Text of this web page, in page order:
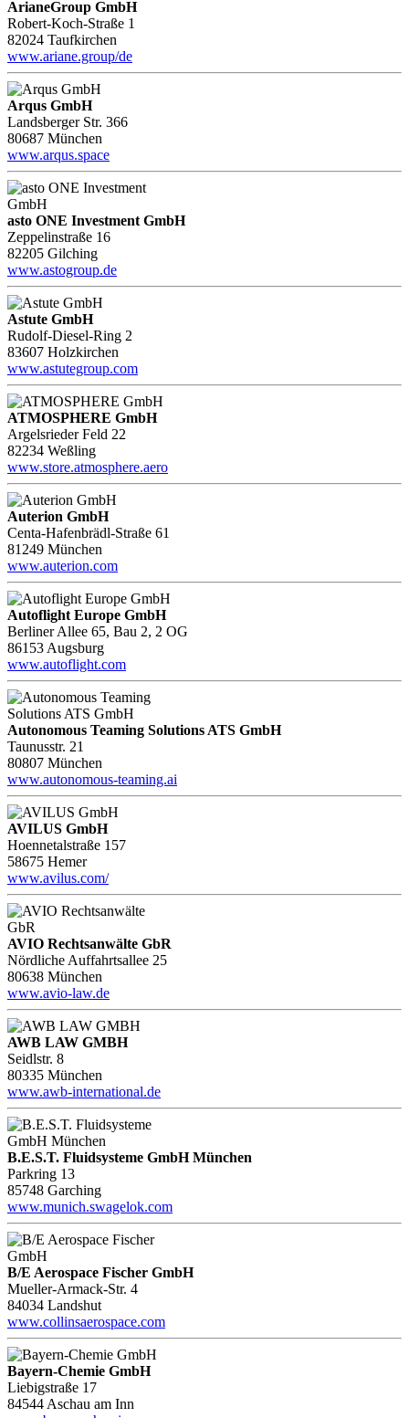
ArianeGroup GmbH
Robert-Koch-Straße 1
82024 Taufkirchen
www.ariane.group/de
Arqus GmbH
Landsberger Str. 366
80687 München
www.arqus.space
asto ONE Investment GmbH
Zeppelinstraße 16
82205 Gilching
www.astogroup.de
Astute GmbH
Rudolf-Diesel-Ring 2
83607 Holzkirchen
www.astutegroup.com
ATMOSPHERE GmbH
Argelsrieder Feld 22
82234 Weßling
www.store.atmosphere.aero
Auterion GmbH
Centa-Hafenbrädl-Straße 61
81249 München
www.auterion.com
Autoflight Europe GmbH
Berliner Allee 65, Bau 2, 2 OG
86153 Augsburg
www.autoflight.com
Autonomous Teaming Solutions ATS GmbH
Taunusstr. 21
80807 München
www.autonomous-teaming.ai
AVILUS GmbH
Hoennetalstraße 157
58675 Hemer
www.avilus.com/
AVIO Rechtsanwälte GbR
Nördliche Auffahrtsallee 25
80638 München
www.avio-law.de
AWB LAW GMBH
Seidlstr. 8
80335 München
www.awb-international.de
B.E.S.T. Fluidsysteme GmbH München
Parkring 13
85748 Garching
www.munich.swagelok.com
B/E Aerospace Fischer GmbH
Mueller-Armack-Str. 4
84034 Landshut
www.collinsaerospace.com
Bayern-Chemie GmbH
Liebigstraße 17
84544 Aschau am Inn